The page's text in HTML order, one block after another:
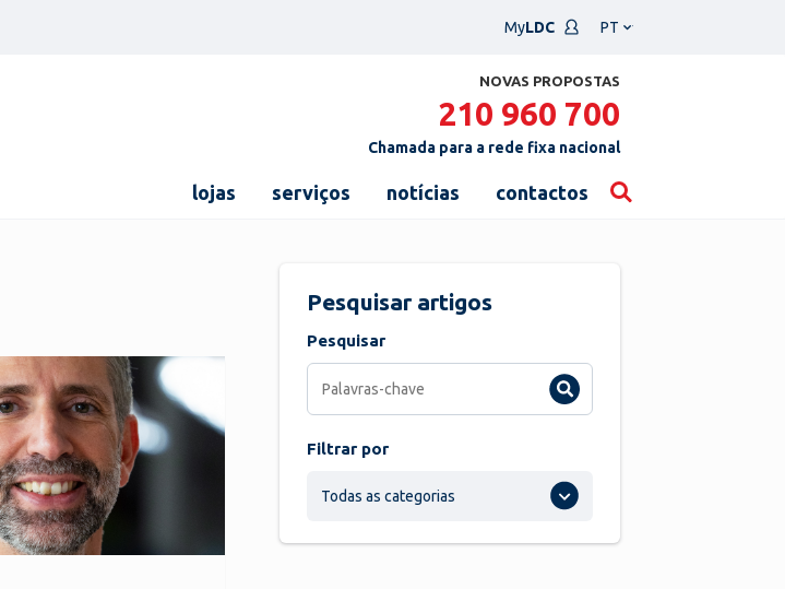
MyLDC
um
NOVAS PROPOSTAS
210 960 700
Chamada para a rede fixa nacional
lojas serviços notícias contactos
Pesquisar artigos
Pesquisar
Filtrar por
Todas as categorias